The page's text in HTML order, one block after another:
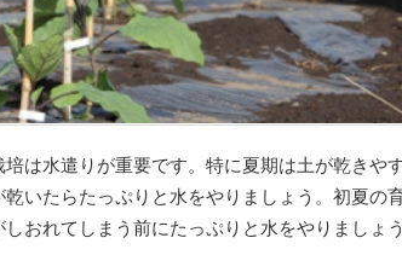
培は水遣りが重要です。特に夏期は土が乾きや
いたらたっぷりと水をやりましょう。初夏の
おれてしまう前にたっぷりと水をやりましょ